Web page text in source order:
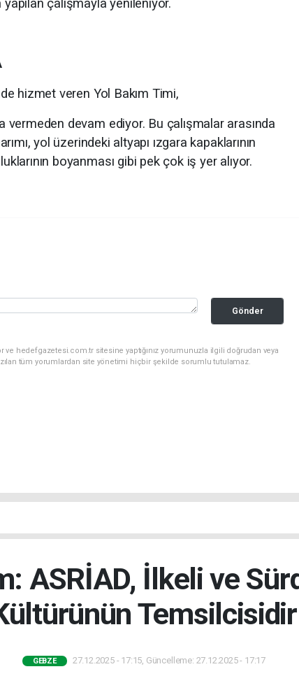
çalışmayla yenileniyor.
hizmet veren Yol Bakım Timi,
devam ediyor. Bu çalışmalar arasında
yol üzerindeki altyapı ızgara kapaklarının
boyanması gibi pek çok iş yer alıyor.
Gönder
ve hedefgazetesi.com.tr sitesine yaptığınız yorumunuzla ilgili doğrudan veya
tüm yorumlardan site yönetimi hiçbir şekilde sorumlu tutulamaz.
ASRİAD, İlkeli ve
Temsilcisidir
GEBZE 27.12.2025 - 17:15, Güncelleme: 27.12.2025 - 17:17